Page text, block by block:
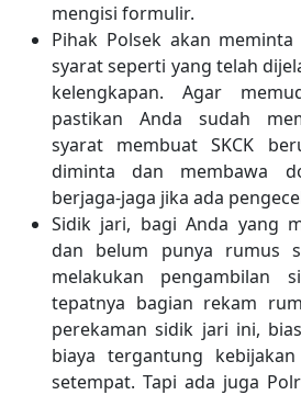
mengisi formulir.
Pihak Polsek akan
syarat seperti yang telah
kelengkapan. Agar
pastikan Anda sudah
syarat membuat SKCK
diminta dan membawa
berjaga-jaga jika ada
Sidik jari, bagi Anda yang
dan belum punya rumus
melakukan pengambilan
tepatnya bagian rekam
perekaman sidik jari ini,
biaya tergantung
setempat. Tapi ada juga